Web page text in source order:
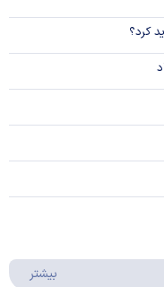
کرد؟
بیشتر